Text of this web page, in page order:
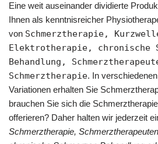
Eine weit auseinander dividierte
Ihnen als kenntnisreicher
von Schmerztherapie,
Elektrotherapie, chronische
Behandlung,
Schmerztherapie. In
Variationen erhalten Sie
brauchen Sie sich die
offerieren? Daher halten wir jederzeit
Schmerztherapie,